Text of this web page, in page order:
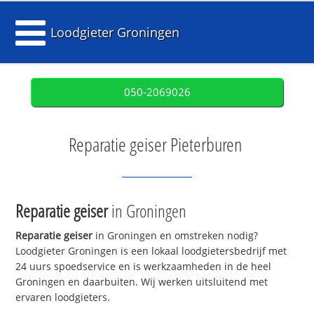
Loodgieter Groningen
050-2069026
Reparatie geiser Pieterburen
Reparatie geiserin Groningen
Reparatie geiser in Groningen en omstreken nodig?
Loodgieter Groningen is een lokaal loodgietersbedrijf met
24 uurs spoedservice en is werkzaamheden in de heel
Groningen en daarbuiten. Wij werken uitsluitend met
ervaren loodgieters.